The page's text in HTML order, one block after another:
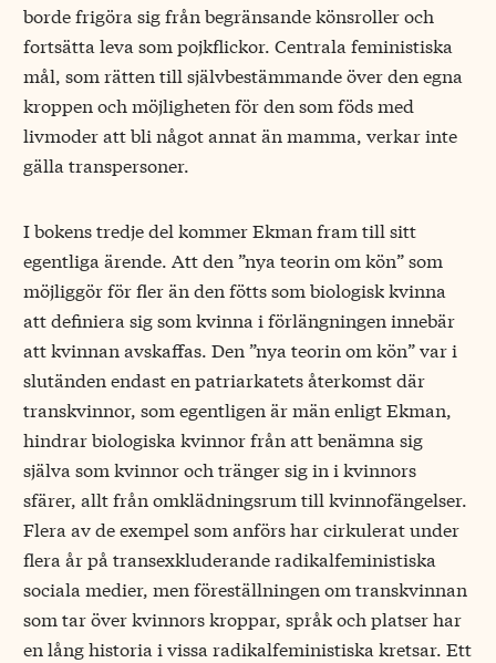
borde frigöra sig från begränsande könsroller och
fortsätta leva som pojkflickor. Centrala feministiska
mål, som rätten till självbestämmande över den egna
kroppen och möjligheten för den som föds med
livmoder att bli något annat än mamma, verkar inte
gälla transpersoner.
I bokens tredje del kommer Ekman fram till sitt
egentliga ärende. Att den ”nya teorin om kön” som
möjliggör för fler än den fötts som biologisk kvinna
att definiera sig som kvinna i förlängningen innebär
att kvinnan avskaffas. Den ”nya teorin om kön” var i
slutänden endast en patriarkatets återkomst där
transkvinnor, som egentligen är män enligt Ekman,
hindrar biologiska kvinnor från att benämna sig
själva som kvinnor och tränger sig in i kvinnors
sfärer, allt från omklädningsrum till kvinnofängelser.
Flera av de exempel som anförs har cirkulerat under
flera år på transexkluderande radikalfeministiska
sociala medier, men föreställningen om transkvinnan
som tar över kvinnors kroppar, språk och platser har
en lång historia i vissa radikalfeministiska kretsar. Ett